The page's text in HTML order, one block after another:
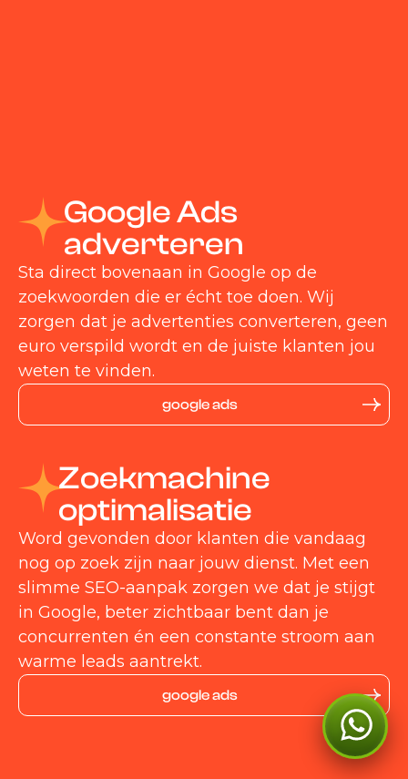
Google Ads
adverteren
Sta direct bovenaan in Google op de
zoekwoorden die er écht toe doen. Wij
zorgen dat je advertenties converteren, geen
euro verspild wordt en de juiste klanten jou
weten te vinden.
google ads
Zoekmachine
optimalisatie
Word gevonden door klanten die vandaag
nog op zoek zijn naar jouw dienst. Met een
slimme SEO-aanpak zorgen we dat je stijgt
in Google, beter zichtbaar bent dan je
concurrenten én een constante stroom aan
warme leads aantrekt.
google ads